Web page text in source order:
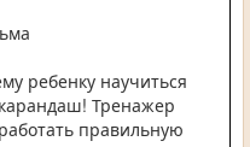
ребенку научиться
Тренажер
правильную